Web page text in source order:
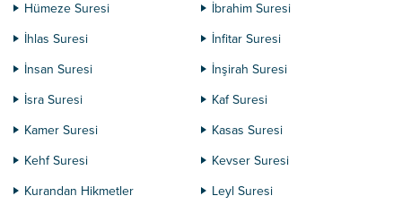
Hümeze Suresi
İbrahim Suresi
İhlas Suresi
İnfitar Suresi
İnsan Suresi
İnşirah Suresi
İsra Suresi
Kaf Suresi
Kamer Suresi
Kasas Suresi
Kehf Suresi
Kevser Suresi
Kurandan Hikmetler
Leyl Suresi